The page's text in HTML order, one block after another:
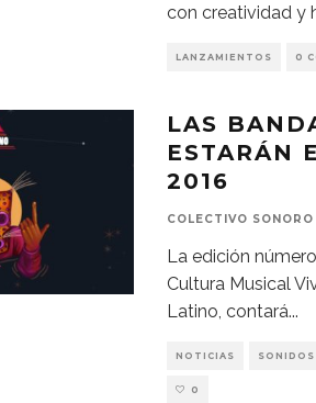
con creatividad y
LANZAMIENTOS 0
LAS
ESTARÁN
2016
COLECTIVO SONORO
La edición
Cultura Musical
Latino, contará...
NOTICIAS SONIDOS
0